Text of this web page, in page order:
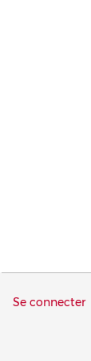
Menu
Se connecter